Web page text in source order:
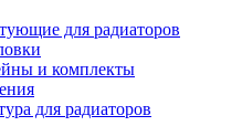
для радиаторов
и комплекты
для радиаторов